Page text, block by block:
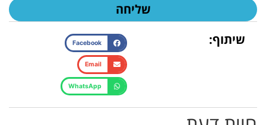
שליחה
שיתוף:
Facebook
Email
WhatsApp